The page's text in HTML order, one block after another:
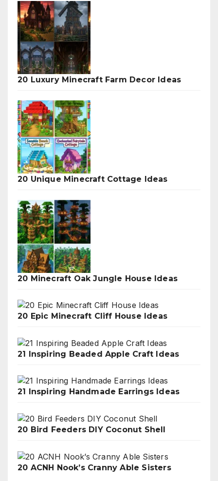
20 Luxury Minecraft Farm Decor Ideas
20 Unique Minecraft Cottage Ideas
20 Minecraft Oak Jungle House Ideas
20 Epic Minecraft Cliff House Ideas
21 Inspiring Beaded Apple Craft Ideas
21 Inspiring Handmade Earrings Ideas
20 Bird Feeders DIY Coconut Shell
20 ACNH Nook’s Cranny Able Sisters